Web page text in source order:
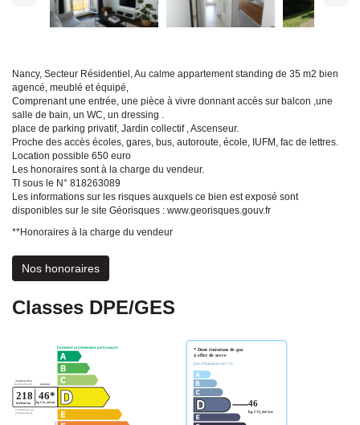
Nancy, Secteur Résidentiel, Au calme appartement standing de 35 m2 bien
agencé, meublé et équipé,
Comprenant une entrée, une pièce à vivre donnant accès sur balcon ,une
salle de bain, un WC, un dressing .
place de parking privatif, Jardin collectif , Ascenseur.
Proche des accès écoles, gares, bus, autoroute, école, IUFM, fac de lettres.
Location possible 650 euro
Les honoraires sont à la charge du vendeur.
TI sous le N° 818263089
Les informations sur les risques auxquels ce bien est exposé sont
disponibles sur le site Géorisques : www.georisques.gouv.fr
**Honoraires à la charge du vendeur
Nos honoraires
Classes DPE/GES